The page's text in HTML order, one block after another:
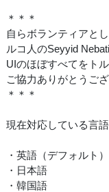
＊＊＊
自らボランティアと
ルコ人のSeyyid Nebati
UIのほぼすべてをト
ご協力ありがとうござ
＊＊＊
現在対応している言
・英語（デフォルト）
・日本語
・韓国語